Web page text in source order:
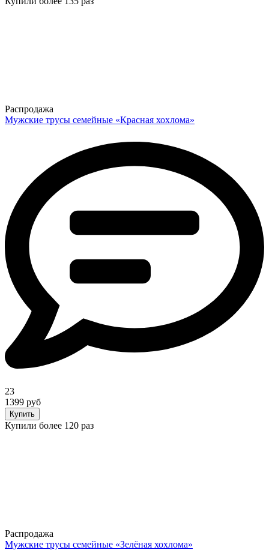
Распродажа
Мужские трусы семейные «Красная хохлома»
23
1399 руб
Купить
Купили более 120 раз
Распродажа
Мужские трусы семейные «Зелёная хохлома»